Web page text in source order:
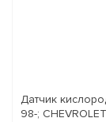
Датчик
98-;